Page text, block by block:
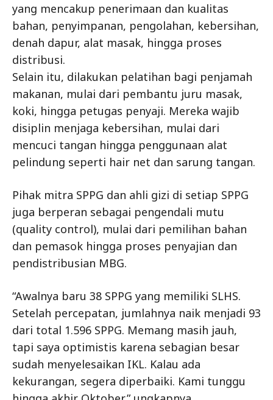
yang mencakup penerimaan dan kualitas
bahan, penyimpanan, pengolahan, kebersihan,
denah dapur, alat masak, hingga proses
distribusi.
Selain itu, dilakukan pelatihan bagi penjamah
makanan, mulai dari pembantu juru masak,
koki, hingga petugas penyaji. Mereka wajib
disiplin menjaga kebersihan, mulai dari
mencuci tangan hingga penggunaan alat
pelindung seperti hair net dan sarung tangan.
Pihak mitra SPPG dan ahli gizi di setiap SPPG
juga berperan sebagai pengendali mutu
(quality control), mulai dari pemilihan bahan
dan pemasok hingga proses penyajian dan
pendistribusian MBG.
“Awalnya baru 38 SPPG yang memiliki SLHS.
Setelah percepatan, jumlahnya naik menjadi 93
dari total 1.596 SPPG. Memang masih jauh,
tapi saya optimistis karena sebagian besar
sudah menyelesaikan IKL. Kalau ada
kekurangan, segera diperbaiki. Kami tunggu